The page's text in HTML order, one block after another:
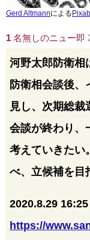
Gerd Altmannによる
1 名無しのニュー即
河野太郎防衛相
防衛相会談後
見し、次期総裁
会談が終わり、
考えていきたい
べ、立候補を目
2020.8.29 16:25
https://